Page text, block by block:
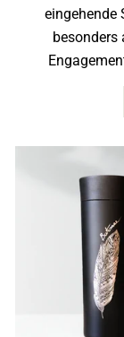
eingehende
besonders